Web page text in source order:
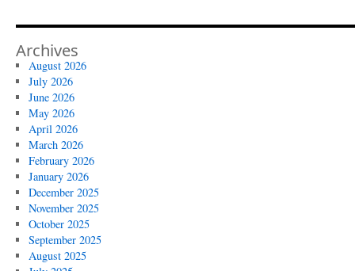
Archives
August 2026
July 2026
June 2026
May 2026
April 2026
March 2026
February 2026
January 2026
December 2025
November 2025
October 2025
September 2025
August 2025